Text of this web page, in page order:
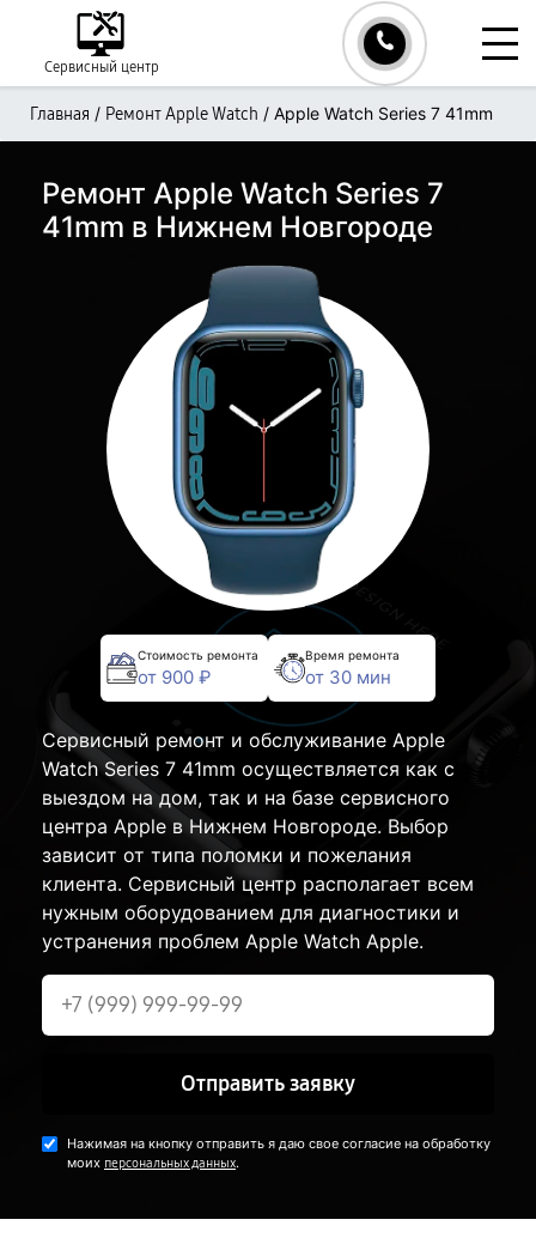
Сервисный центр
Главная / Ремонт Apple Watch / Apple Watch Series 7 41mm
Ремонт Apple Watch Series 7
41mm в Нижнем Новгороде
Стоимость ремонта
от 900 ₽
Время ремонта
от 30 мин
Сервисный ремонт и обслуживание Apple
Watch Series 7 41mm осуществляется как с
выездом на дом, так и на базе сервисного
центра Apple в Нижнем Новгороде. Выбор
зависит от типа поломки и пожелания
клиента. Сервисный центр располагает всем
нужным оборудованием для диагностики и
устранения проблем Apple Watch Apple.
Отправить заявку
Нажимая на кнопку отправить я даю свое согласие на обработку
моих персональных данных.